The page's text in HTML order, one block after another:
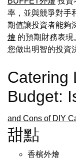
率，並與競爭對手
期值讓投資者能夠
燴 的預期財務表
您做出明智的投資
Catering
Budget:
and Cons of DIY
甜點
香檳外燴